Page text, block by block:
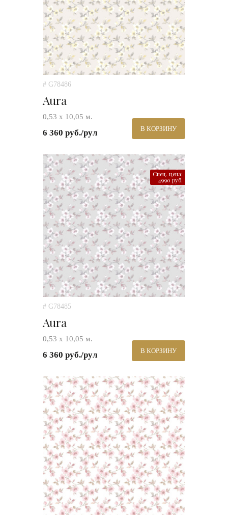
# G78486
Aura
0,53 х 10,05 м.
6 360 руб./рул В КОРЗИНУ
Спец. цена:
4990 руб.
# G78485
Aura
0,53 х 10,05 м.
6 360 руб./рул В КОРЗИНУ